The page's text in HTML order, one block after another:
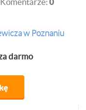
w Poznaniu
darmo